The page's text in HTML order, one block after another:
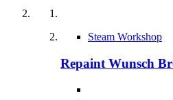
Steam Workshop
Repaint Wunsch